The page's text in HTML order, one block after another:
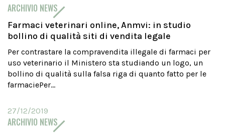
ARCHIVIO NEWS
Farmaci veterinari online, Anmvi: in studio
bollino di qualità siti di vendita legale
Per contrastare la compravendita illegale di farmaci per
uso veterinario il Ministero sta studiando un logo, un
bollino di qualità sulla falsa riga di quanto fatto per le
farmaciePer...
27/12/2019
ARCHIVIO NEWS